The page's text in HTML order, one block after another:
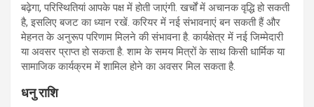
बढ़ेगा, परिस्थितियां आपके पक्ष में होती जाएंगी. खर्चों में अचानक वृद्धि हो सकती
है, इसलिए बजट का ध्यान रखें. करियर में नई संभावनाएं बन सकती हैं और
मेहनत के अनुरूप परिणाम मिलने की संभावना है. कार्यक्षेत्र में नई जिम्मेदारी
या अवसर प्राप्त हो सकता है. शाम के समय मित्रों के साथ किसी धार्मिक या
सामाजिक कार्यक्रम में शामिल होने का अवसर मिल सकता है.
धनु राशि